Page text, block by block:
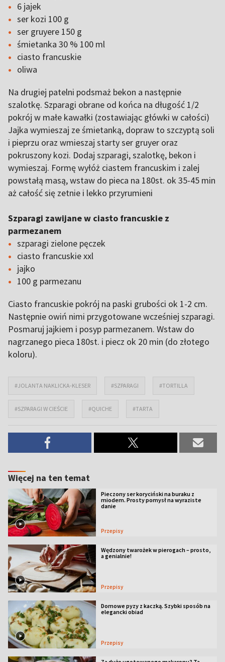
6 jajek
ser kozi 100 g
ser gruyere 150 g
śmietanka 30 % 100 ml
ciasto francuskie
oliwa
Na drugiej patelni podsmaż bekon a następnie
szalotkę. Szparagi obrane od końca na długość 1/2
pokrój w małe kawałki (zostawiając główki w całości)
Jajka wymieszaj ze śmietanką, dopraw to szczyptą soli
i pieprzu oraz wmieszaj starty ser gruyer oraz
pokruszony kozi. Dodaj szparagi, szalotkę, bekon i
wymieszaj. Formę wyłóż ciastem francuskim i zalej
powstałą masą, wstaw do pieca na 180st. ok 35-45 min
aż całość się zetnie i lekko przyrumieni
Szparagi zawijane w ciasto francuskie z
parmezanem
szparagi zielone pęczek
ciasto francuskie xxl
jajko
100 g parmezanu
Ciasto francuskie pokrój na paski grubości ok 1-2 cm.
Następnie owiń nimi przygotowane wcześniej szparagi.
Posmaruj jajkiem i posyp parmezanem. Wstaw do
nagrzanego pieca 180st. i piecz ok 20 min (do złotego
koloru).
#JOLANTA NAKLICKA-KLESER #SZPARAGI #TORTILLA
#SZPARAGI W CIEŚCIE #QUICHE #TARTA
Więcej na ten temat
Pieczony ser koryciński na buraku z
miodem. Prosty pomysł na wyraziste
danie
Przepisy
Wędzony twarożek w pierogach – prosto,
a genialnie!
Przepisy
Domowe pyzy z kaczką. Szybki sposób na
elegancki obiad
Przepisy